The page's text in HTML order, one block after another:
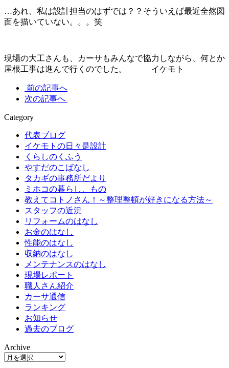
…あれ、私は設計担当のはずでは？？そういえば最近全然図
面を描いていない。。。笑
現場の大工さんも、カーサもみんなで協力しながら、何とか
屋根工事は進んで行くのでした。 イケモト
前の記事へ
次の記事へ
Category
代表ブログ
イケモトの日々是設計
くらしのくふう
やすだのこばなし
タカギの事務所だより
ミホコの暮らし、もの
教えてコトノさん！～整理整頓が好きになる方法～
スタッフの近況
リフォームのはなし
お金のはなし
性能のはなし
収納のはなし
メンテナンスのはなし
現場レポート
職人さん紹介
カーサ通信
ランキング
お知らせ
過去のブログ
Archive